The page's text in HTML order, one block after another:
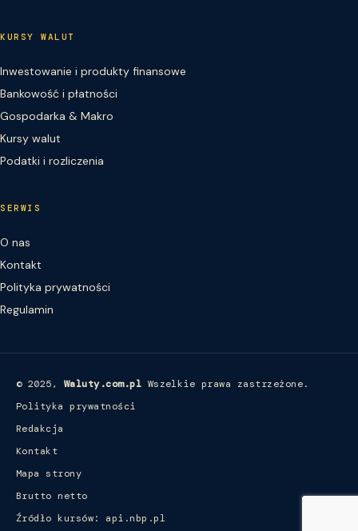
KURSY WALUT
Inwestowanie i produkty finansowe
Bankowość i płatności
Gospodarka & Makro
Kursy walut
Podatki i rozliczenia
SERWIS
O nas
Kontakt
Polityka prywatności
Regulamin
© 2025, Waluty.com.pl Wszelkie prawa zastrzeżone.
Polityka prywatności
Redakcja
Kontakt
Mapa strony
Brutto netto
Źródło kursów: api.nbp.pl